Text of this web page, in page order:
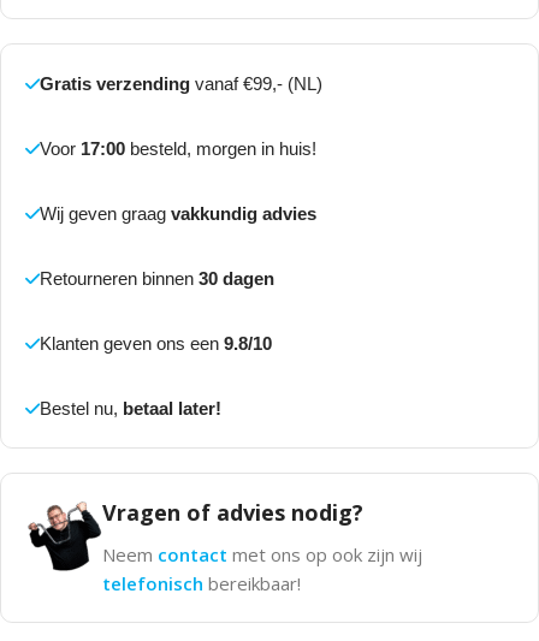
Gratis verzending vanaf €99,- (NL)
Voor 17:00 besteld, morgen in huis!
Wij geven graag vakkundig advies
Retourneren binnen 30 dagen
Klanten geven ons een 9.8/10
Bestel nu, betaal later!
Vragen of advies nodig?
Neem contact met ons op ook zijn wij
telefonisch bereikbaar!